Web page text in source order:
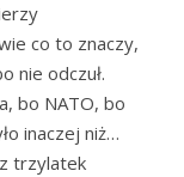
co to znaczy,
nie odczuł.
bo NATO, bo
inaczej niż…
trzylatek